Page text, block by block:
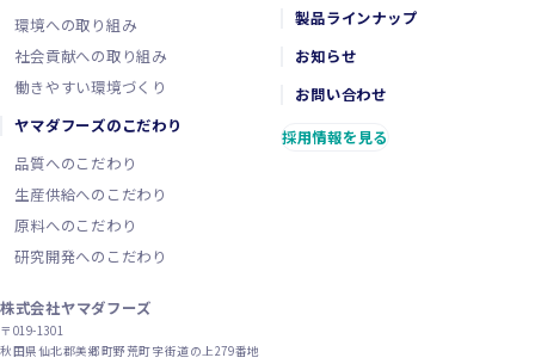
環境への取り組み
社会貢献への取り組み
働きやすい環境づくり
ヤマダフーズのこだわり
品質へのこだわり
生産供給へのこだわり
原料へのこだわり
研究開発へのこだわり
製品ラインナップ
お知らせ
お問い合わせ
採用情報を見る
株式会社ヤマダフーズ
〒019-1301
秋田県仙北郡美郷町野荒町字街道の上279番地